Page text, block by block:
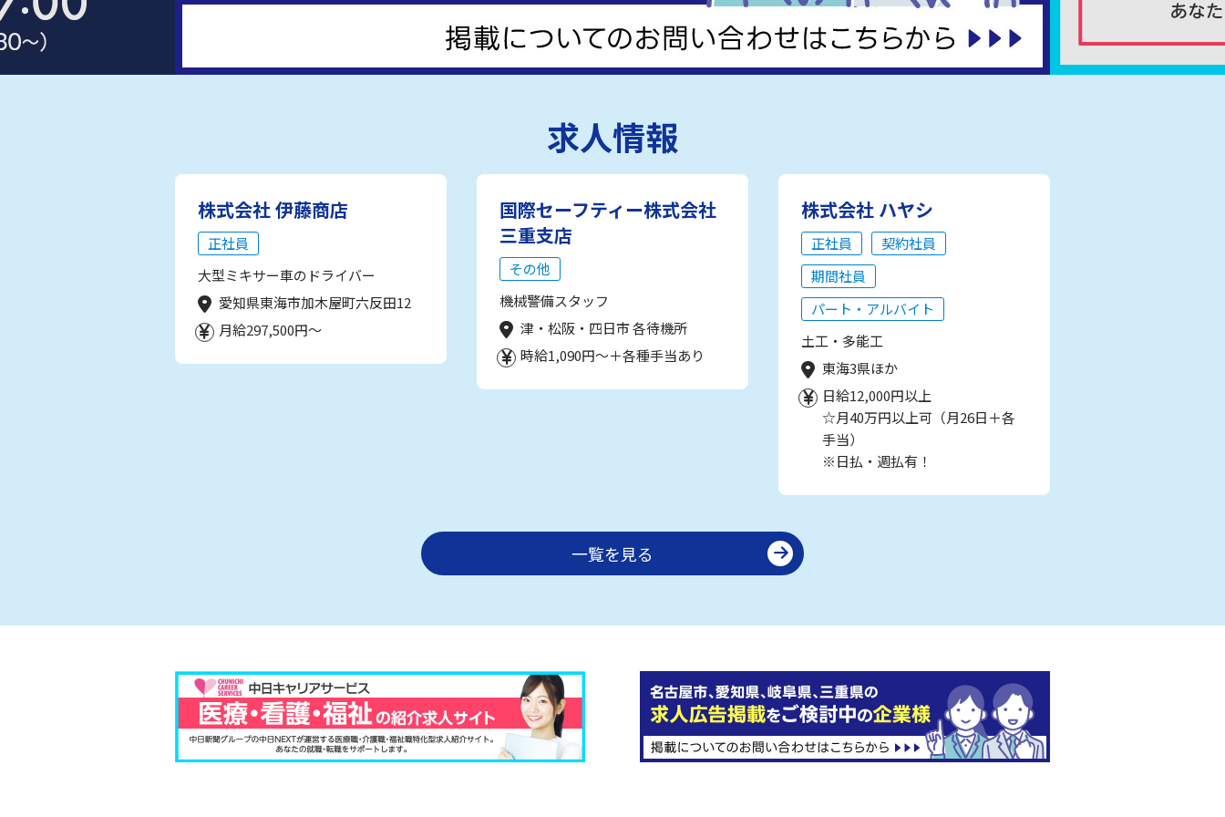
求人情報
株式会社 伊藤商店
正社員
大型ミキサー車のドライバー
愛知県東海市加木屋町六反田12
月給297,500円～
国際セーフティー株式会社
三重支店
その他
機械警備スタッフ
津・松阪・四日市 各待機所
時給1,090円～＋各種手当あり
株式会社 ハヤシ
正社員
契約社員
期間社員
パート・アルバイト
土工・多能工
東海3県ほか
日給12,000円以上
☆月40万円以上可（月26日＋各
手当）
※日払・週払有！
一覧を見る